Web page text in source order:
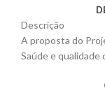
Descrição
A proposta do
Saúde e qualidade